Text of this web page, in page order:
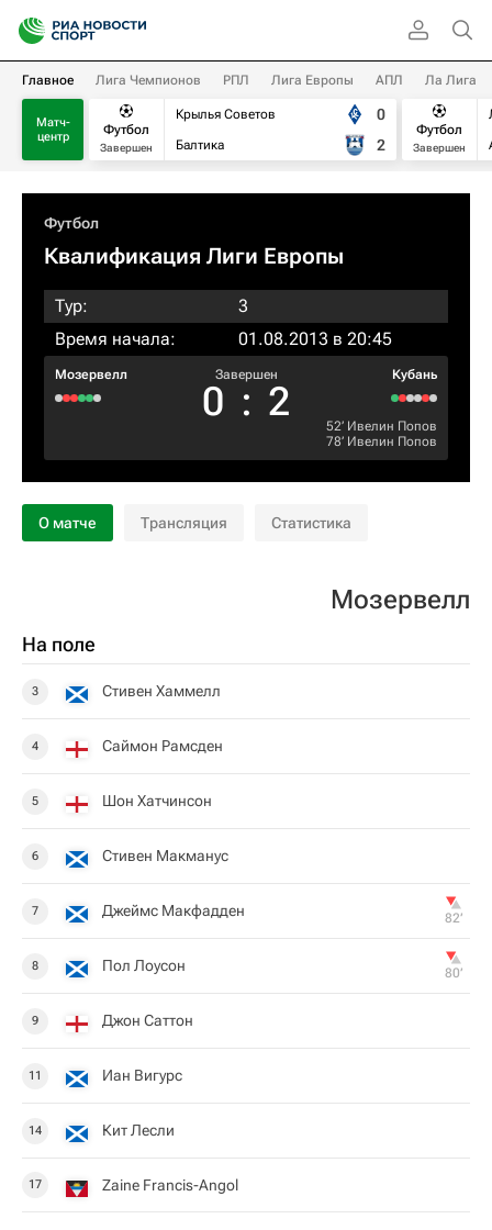
Главное Лига Чемпионов РПЛ Лига Европы АПЛ Ла Лига
Матч-
центр
Футбол
Завершен
Крылья Советов
Балтика
0
2
Футбол
Завершен
Футбол
Квалификация Лиги Европы
Тур:
3
Время начала:
01.08.2013 в 20:45
Мозервелл Завершен
0 : 2
Кубань
52‎’‎ Ивелин Попов
78‎’‎ Ивелин Попов
О матче Трансляция Статистика
Мозервелл
На поле
3 Стивен Хаммелл
4 Саймон Рамсден
5 Шон Хатчинсон
6 Стивен Макманус
7 Джеймс Макфадден 82‎’‎
8 Пол Лоусон 80‎’‎
9 Джон Саттон
11 Иан Вигурс
14 Кит Лесли
17 Zaine Francis-Angol